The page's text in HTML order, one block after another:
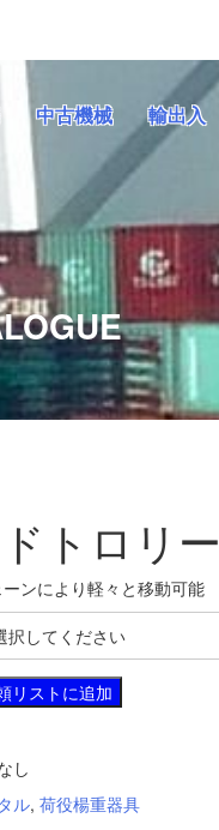
中古機械 輸出入
トロリー
ンにより軽々と移動可能
リストに追加
し
ル, 荷役楊重器具